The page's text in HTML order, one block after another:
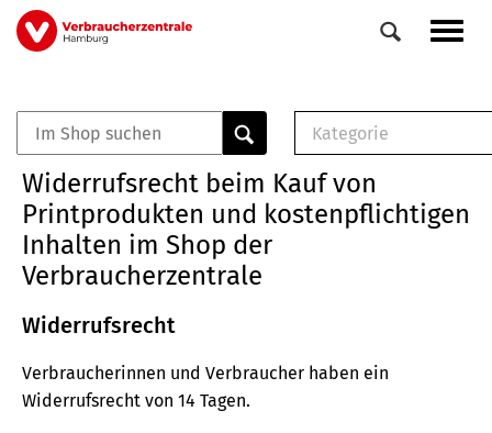
Direkt
zum
Veranstaltungen
0
Elemente
Kategorie
Musterbrief (RTF)
E-Broschüre
Widerrufsrecht beim Kauf von
Printprodukten und kostenpflichtigen
Inhalten im Shop der
Verbraucherzentrale
Widerrufsrecht
Verbraucherinnen und Verbraucher haben ein
Widerrufsrecht von 14 Tagen.